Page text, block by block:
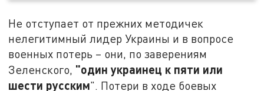
Не отступает от прежних методичек
нелегитимный лидер Украины и в вопросе
военных потерь – они, по заверениям
Зеленского, "один украинец к пяти или
шести русским". Потери в ходе боевых